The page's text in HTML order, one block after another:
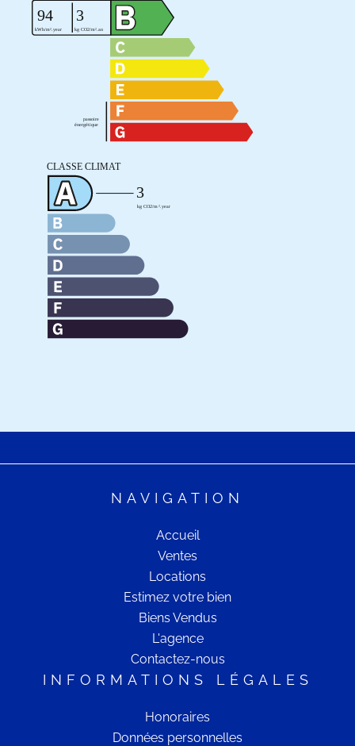
NAVIGATION
Accueil
Ventes
Locations
Estimez votre bien
Biens Vendus
L'agence
Contactez-nous
INFORMATIONS LÉGALES
Honoraires
Données personnelles